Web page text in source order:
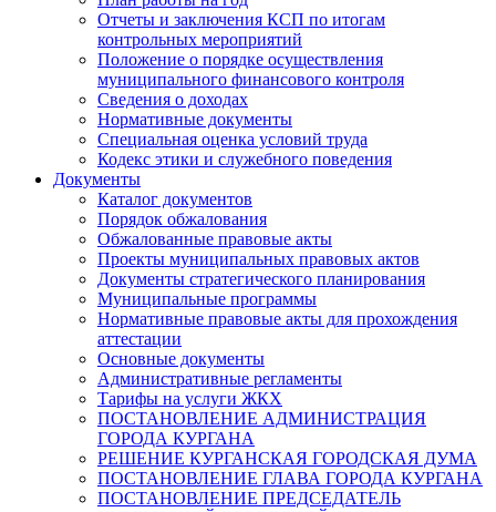
Отчеты и заключения КСП по итогам
контрольных мероприятий
Положение о порядке осуществления
муниципального финансового контроля
Сведения о доходах
Нормативные документы
Специальная оценка условий труда
Кодекс этики и служебного поведения
Документы
Каталог документов
Порядок обжалования
Обжалованные правовые акты
Проекты муниципальных правовых актов
Документы стратегического планирования
Муниципальные программы
Нормативные правовые акты для прохождения
аттестации
Основные документы
Административные регламенты
Тарифы на услуги ЖКХ
ПОСТАНОВЛЕНИЕ АДМИНИСТРАЦИЯ
ГОРОДА КУРГАНА
РЕШЕНИЕ КУРГАНСКАЯ ГОРОДСКАЯ ДУМА
ПОСТАНОВЛЕНИЕ ГЛАВА ГОРОДА КУРГАНА
ПОСТАНОВЛЕНИЕ ПРЕДСЕДАТЕЛЬ